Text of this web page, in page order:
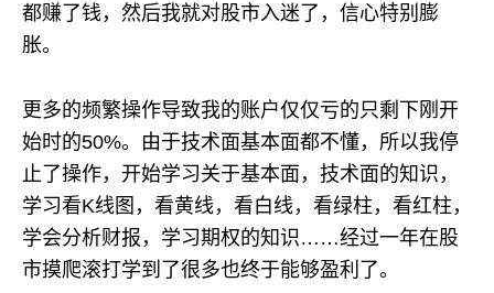
都赚了钱，然后我就对股市入迷了，信心特别膨
胀。
更多的频繁操作导致我的账户仅仅亏的只剩下刚开
始时的50%。由于技术面基本面都不懂，所以我停
止了操作，开始学习关于基本面，技术面的知识，
学习看K线图，看黄线，看白线，看绿柱，看红柱，
学会分析财报，学习期权的知识……经过一年在股
市摸爬滚打学到了很多也终于能够盈利了。